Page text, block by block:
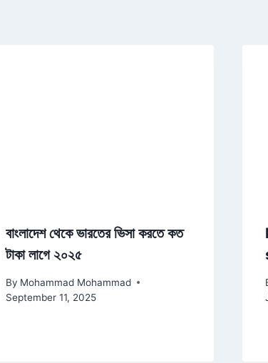
বাংলাদেশ থেকে ভারতের ভিসা করতে কত
টাকা লাগে ২০২৫
By Mohammad Mohammad
September 11, 2025